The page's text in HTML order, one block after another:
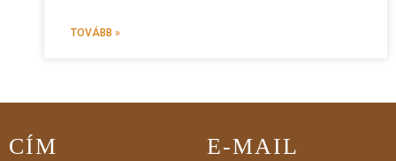
TOVÁBB »
CÍM E-MAIL